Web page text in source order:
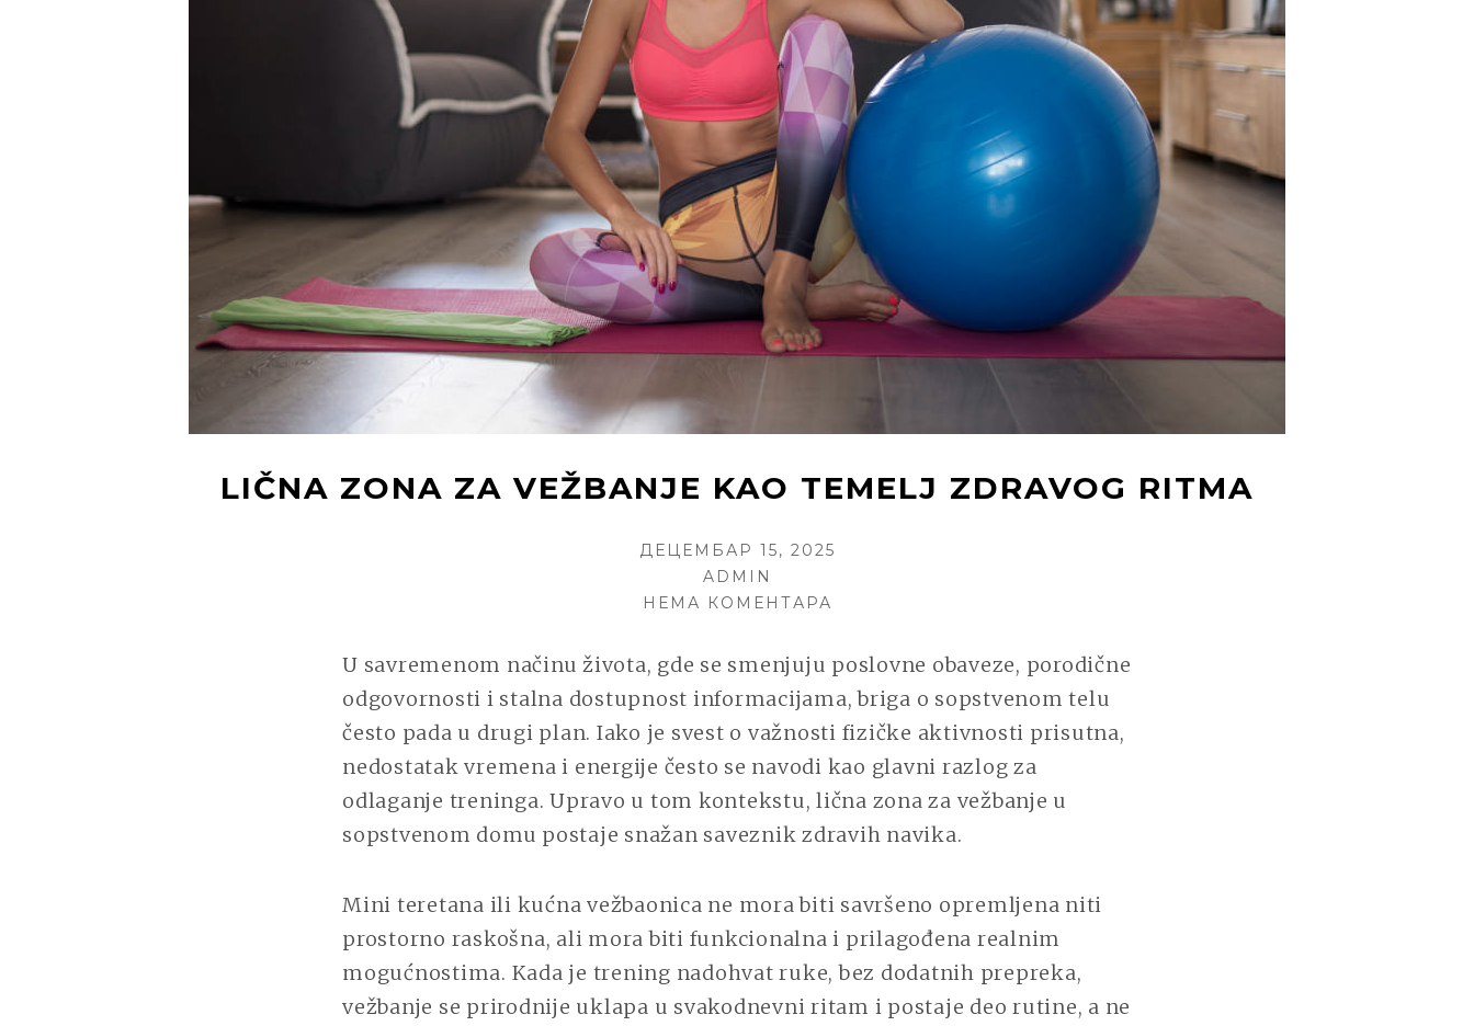
LIČNA ZONA ZA VEŽBANJE KAO TEMELJ ZDRAVOG RITMA
POSTED
ДЕЦЕМБАР 15, 2025
AUTHOR
ADMIN
НЕМА КОМЕНТАРА
ZONA
ZA
VEŽBANJE
KAO
TEMELJ
ZDRAVOG
RITMA
U savremenom načinu života, gde se smenjuju poslovne obaveze, porodične
odgovornosti i stalna dostupnost informacijama, briga o sopstvenom telu
često pada u drugi plan. Iako je svest o važnosti fizičke aktivnosti prisutna,
nedostatak vremena i energije često se navodi kao glavni razlog za
odlaganje treninga. Upravo u tom kontekstu, lična zona za vežbanje u
sopstvenom domu postaje snažan saveznik zdravih navika.
Mini teretana ili kućna vežbaonica ne mora biti savršeno opremljena niti
prostorno raskošna, ali mora biti funkcionalna i prilagođena realnim
mogućnostima. Kada je trening nadohvat ruke, bez dodatnih prepreka,
vežbanje se prirodnije uklapa u svakodnevni ritam i postaje deo rutine, a ne